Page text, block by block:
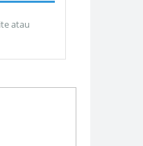
atau